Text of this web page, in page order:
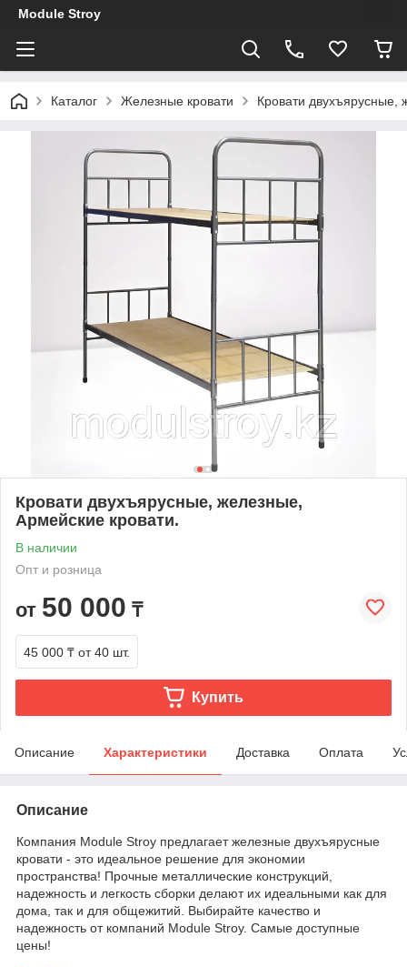
Module Stroy
Каталог Железные кровати Кровати двухъярусные,
Кровати двухъярусные, железные,
Армейские кровати.
В наличии
Опт и розница
от 50 000 ₸
45 000 ₸ от 40 шт.
Купить
Описание Характеристики Доставка Оплата
Описание
Компания Module Stroy предлагает железные двухъярусные
кровати - это идеальное решение для экономии
пространства! Прочные металлические конструкций,
надежность и легкость сборки делают их идеальными как для
дома, так и для общежитий. Выбирайте качество и
надежность от компаний Module Stroy. Самые доступные
цены!